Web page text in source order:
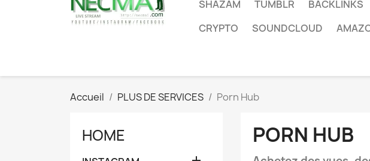
SHAZAM
TUMBLR BACKLINKS
CRYPTO
SOUNDCLOUD
Accueil PLUS DE SERVICES Porn Hub
HOME PORN HUB